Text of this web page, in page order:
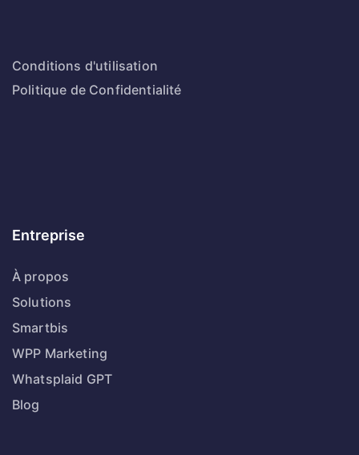
Conditions d'utilisation
Politique de Confidentialité
Entreprise
À propos
Solutions
Smartbis
WPP Marketing
Whatsplaid GPT
Blog